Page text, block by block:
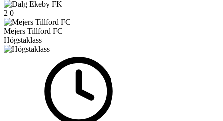
2 0
Mejers Tillford FC
Högstaklass